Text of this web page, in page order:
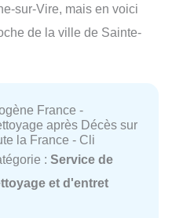
sur-Vire, mais en voici
de la ville de Sainte-
France -
après Décès sur
la France - Cli
: Service de
et d'entret